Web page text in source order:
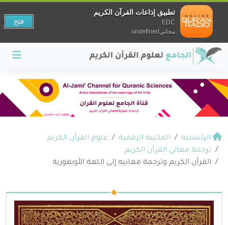
الرئيسية المكتبة الرقمية
علوم القرآن الكريم
ترجمة معاني القرآن الكريم
القرآن الكريم وترجمة معانيه إلى اللغة الأويغورية
تطبيق إذاعات القرآن الكريم
EDC
مجانيundefined
فتح